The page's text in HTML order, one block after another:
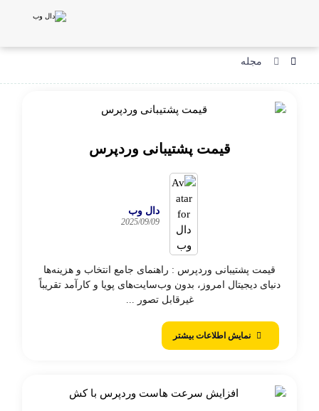
مجله
قیمت پشتیبانی وردپرس
دال وب
2025/09/09
قیمت پشتیبانی وردپرس : راهنمای جامع انتخاب و هزینه‌ها
دنیای دیجیتال امروز، بدون وب‌سایت‌های پویا و کارآمد تقریباً
غیرقابل تصور ...
نمایش اطلاعات بیشتر